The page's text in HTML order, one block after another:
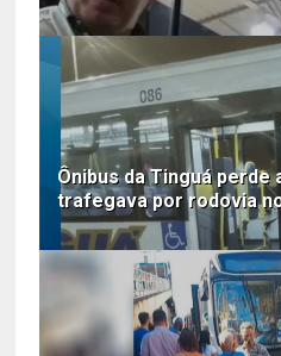
Ônibus da Tinguá perde
trafegava por rodovia